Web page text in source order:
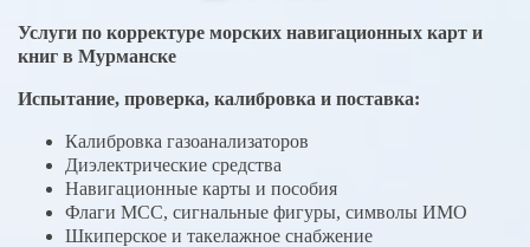
Услуги по корректуре морских навигационных карт и
книг в Мурманске
Испытание, проверка, калибровка и поставка:
Калибровка газоанализаторов
Диэлектрические средства
Навигационные карты и пособия
Флаги МСС, сигнальные фигуры, символы ИМО
Шкиперское и такелажное снабжение